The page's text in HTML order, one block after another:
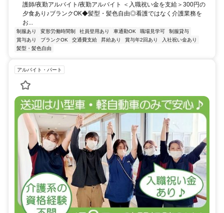
護師/夜勤アルバイト/夜勤アルバイト ＜入職祝い金を支給＞300円の
夕食あり♪ブランクOK◆髪型・髪色自由◎看護ではなく介護業務を
お...
制服あり 変形労働時間制 社員登用あり 車通勤OK 職場見学可
制服貸与
賞与あり
ブランクOK 交通費支給 昇給あり 賞与年2回あり
入社祝い金あり
髪型・髪色自由
アルバイト・パート